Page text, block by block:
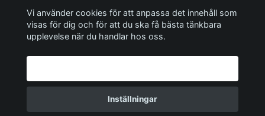
Prenumerera på vårt nyhetsbrev
© 2026 papstudios.com
Vi använder cookies för att anpassa det innehåll som
visas för dig och för att du ska få bästa tänkbara
upplevelse när du handlar hos oss.
Inställningar